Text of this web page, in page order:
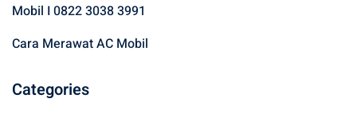
Mobil I 0822 3038 3991
Cara Merawat AC Mobil
Categories